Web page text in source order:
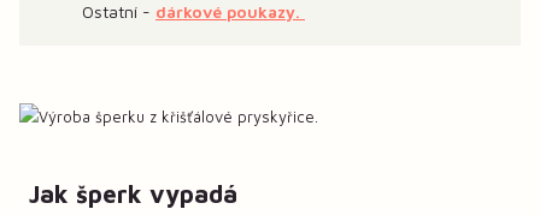
Ostatní - dárkové poukazy.
Jak šperk vypadá